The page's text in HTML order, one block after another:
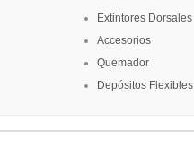
Extintores Dorsales
Accesorios
Quemador
Depósitos Flexibles